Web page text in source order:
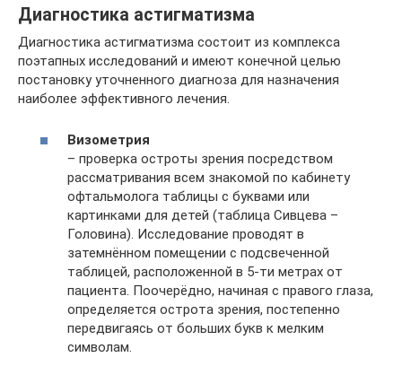
Диагностика астигматизма
Диагностика астигматизма состоит из комплекса
поэтапных исследований и имеют конечной целью
постановку уточненного диагноза для назначения
наиболее эффективного лечения.
Визометрия
– проверка остроты зрения посредством
рассматривания всем знакомой по кабинету
офтальмолога таблицы с буквами или
картинками для детей (таблица Сивцева –
Головина). Исследование проводят в
затемнённом помещении с подсвеченной
таблицей, расположенной в 5-ти метрах от
пациента. Поочерёдно, начиная с правого глаза,
определяется острота зрения, постепенно
передвигаясь от больших букв к мелким
символам.